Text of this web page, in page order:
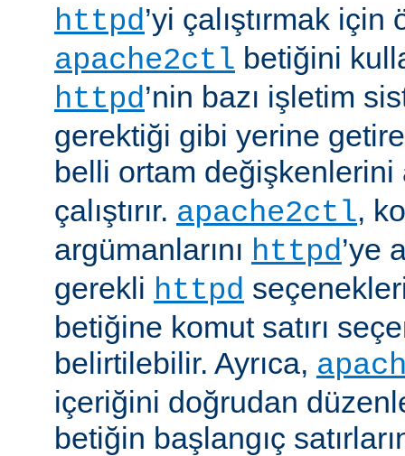
httpd’yi çalıştırmak
apache2ctl betiğini
httpd’nin bazı işletim
gerektiği gibi yerine
belli ortam
çalıştırır. apache2ctl,
argümanlarını httpd’ye
gerekli httpd
betiğine komut satırı
belirtilebilir. Ayrıca,
içeriğini doğrudan
betiğin başlangıç